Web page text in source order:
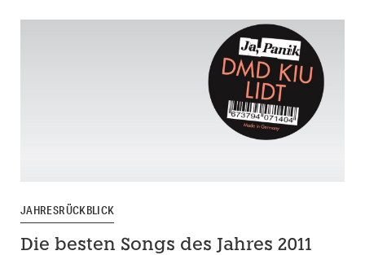
JAHRESRÜCKBLICK
Die besten Songs des Jahres 2011